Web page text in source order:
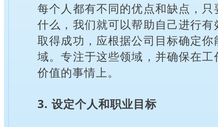
每个人都有不同的优点和缺点，
什么，我们就可以帮助自己进行
取得成功，应根据公司目标确定
域。专注于这些领域，并确保在
价值的事情上。
3. 设定个人和职业目标